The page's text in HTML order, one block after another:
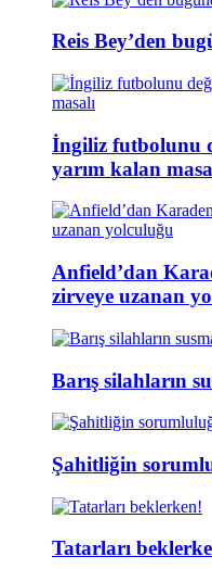
Reis Bey’den
İngiliz futbolunu
yarım kalan
Anfield’dan
zirveye uzanan
Barış silahların
Şahitliğin
Tatarları